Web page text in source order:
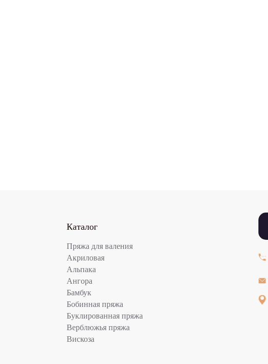
Каталог
Пряжа для валения
Акриловая
Альпака
Ангора
Бамбук
Бобинная пряжа
Буклированная пряжа
Верблюжья пряжа
Вискоза